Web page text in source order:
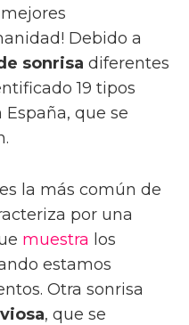
Debido a
sonrisa diferentes
19 tipos
que se
es la más común de
por una
muestra los
estamos
Otra sonrisa
, que se